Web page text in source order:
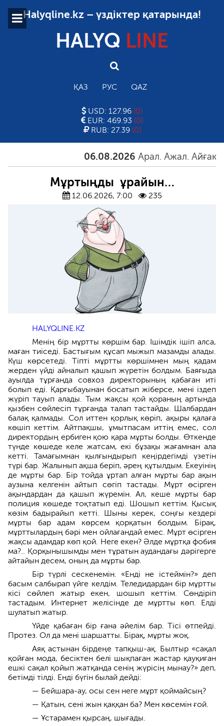
Halyqline.kz – үздіктер қатарында!
HALYQ LINE
ҚАЗ РУС QAZ
USD: 127.96 (0)
EUR: 469.93 (0)
RUB: 27.39 (0)
06.08.2026 Арал. Ажал. Айғақ
Мұртыңды ұрайын…
12.06.2026, 7:00 235
HALYQLINE.KZ
Менің бір мұртты көршім бар. Ішімдік ішіп алса,
маған тиіседі. Бастығым құсап мыжып мазамды алады.
Күш көрсетеді. Тіпті мұртты көршімнен мың қадам
жерден үйді айналып қашып жүретін болдым. Баяғыда
ауылда тұрғанда совхоз директорының қабаған иті
болып еді. Қарғыбауынан босатып жіберсе, мені іздеп
жүріп тауып алады. Тым жақсы қой қораның артында
қызбен сөйлесіп тұрғанда талап тастайды. Шалбардан
балақ қалмады. Сол иттен қорлық көріп, ақыры қалаға
көшіп кеттім. Айтпақшы, ұмытпасам иттің емес, сол
директордың ербиген қою қара мұрты болды. Өткенде
түнде көшеде келе жатсам, екі бұзақы жағамнан ала
кетті. Тамағымнан қылғындырып кеңірдегімді үзетін
түрі бар. Жалынып ақша беріп, әрең құтылдым. Екеуінің
де мұрты бар. Бір тойда ұртап алған мұрты бар ақын
аузына келгенін айтып сөгіп тастады. Мұрт өсірген
ақындардан да қашып жүремін. Ал, кеше мұрты бар
полиция көшеде тоқтатып еді. Шошып кеттім. Қысық
көзім бадырайып кетті. Шыны керек, соңғы кездері
мұрты бар адам көрсем қорқатын болдым. Бірақ,
мұрттылардың бәрі мен ойлағандай емес. Мұрт өсірген
жақсы адамдар көп қой. Неге екен? Әлде мұртқа фобия
ма?.. Қорқынышымды мен тұратын аудандағы дәрігерге
айтайын десем, оның да мұрты бар.
Бір түрлі сескенемін. «Енді не істеймін?» деп
басым салбырап үйге келдім. Теледидардан бір мұртты
кісі сөйлеп жатыр екен, шошып кеттім. Сөндіріп
тастадым. Интернет желісінде де мұртты көп. Елді
шулатып жатыр.
Үйде қабаған бір ғана әйелім бар. Тісі өтпейді.
Протез. Ол да мені шаршатты. Бірақ, мұрты жоқ.
Аяқ астынан бірдеңе тапқыш-ақ. Былтыр «сақал
қойған мода, бесіктен белі шықпаған жастар қауқиған
ешкі сақал қойып жатқанда сенің жүрісің мынау?» деп,
бетімді тілді. Енді бүгін былай дейді:
— Бейшара-ау, осы сен неге мұрт қоймайсың?
— Қатын, сені жын қаққан ба? Мен көсемін ғой.
— Ұстарамен қырсаң, шығады.